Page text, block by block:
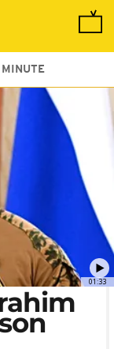
MINUTE
01:33